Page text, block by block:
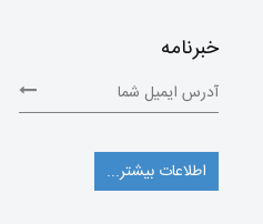
خبرنامه
اطلاعات بیشتر...